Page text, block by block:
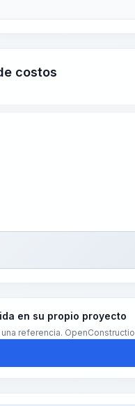
costos
en su propio proyecto
referencia.